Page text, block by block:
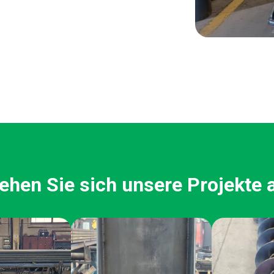
Sie sich unsere Projekte